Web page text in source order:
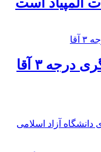
المپیاد است
۳ آقا